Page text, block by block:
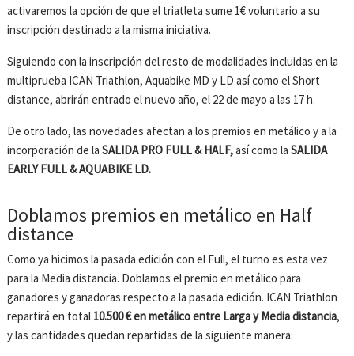
activaremos la opción de que el triatleta sume 1€ voluntario a su
inscripción destinado a la misma iniciativa.
Siguiendo con la inscripción del resto de modalidades incluidas en la
multiprueba ICAN Triathlon, Aquabike MD y LD así como el Short
distance, abrirán entrado el nuevo año, el 22 de mayo a las 17 h.
De otro lado, las novedades afectan a los premios en metálico y a la
incorporación de laSALIDA PRO FULL & HALF,así como la SALIDA
EARLY FULL & AQUABIKE LD.
Doblamos premios en metálico en Half
distance
Como ya hicimos la pasada edición con el Full, el turno es esta vez
para la Media distancia. Doblamos el premio en metálico para
ganadores y ganadoras respecto a la pasada edición. ICAN Triathlon
repartirá en total 10.500 € en metálico entre Larga y Media distancia,
y las cantidades quedan repartidas de la siguiente manera: